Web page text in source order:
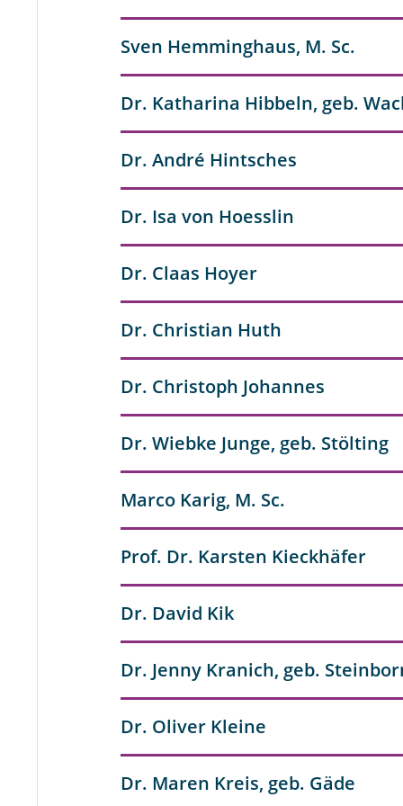
Sven Hemminghaus, M. Sc.
Dr. Katharina Hibbeln, geb.
Dr. André Hintsches
Dr. Isa von Hoesslin
Dr. Claas Hoyer
Dr. Christian Huth
Dr. Christoph Johannes
Dr. Wiebke Junge, geb. Stölting
Marco Karig, M. Sc.
Prof. Dr. Karsten Kieckhäfer
Dr. David Kik
Dr. Jenny Kranich, geb.
Dr. Oliver Kleine
Dr. Maren Kreis, geb. Gäde